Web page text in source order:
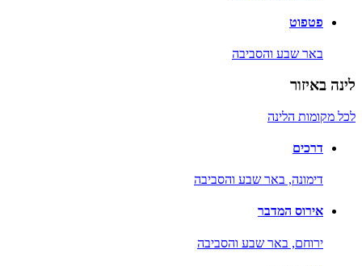
פטפוט
באר שבע והסביבה
לינה באיזור
לכל מקומות הלינה
דרכים
דימונה, באר שבע והסביבה
אירוס המדבר
ירוחם, באר שבע והסביבה